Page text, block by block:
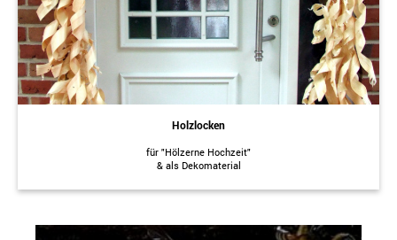
Holzlocken
für "Hölzerne Hochzeit"
& als Dekomaterial